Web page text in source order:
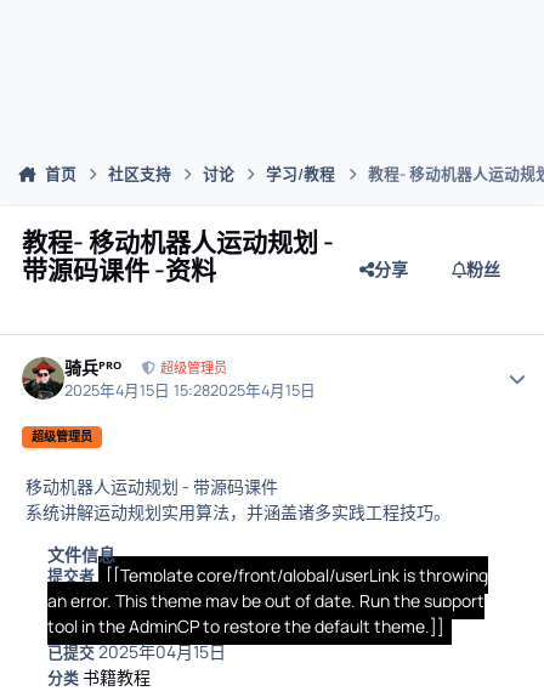
首页 社区支持 讨论 学习/教程 教程- 移动机器人运动规
教程- 移动机器人运动规划 -
带源码课件 -资料
分享 粉丝
骑兵ᴾᴿᴼ 超级管理员
2025年4月15日 15:282025年4月15日
超级管理员
移动机器人运动规划 - 带源码课件
系统讲解运动规划实用算法，并涵盖诸多实践工程技巧。
文件信息
提交者
[[Template core/front/global/userLink is throwing
an error. This theme may be out of date. Run the support
tool in the AdminCP to restore the default theme.]]
已提交2025年04月15日
分类书籍教程